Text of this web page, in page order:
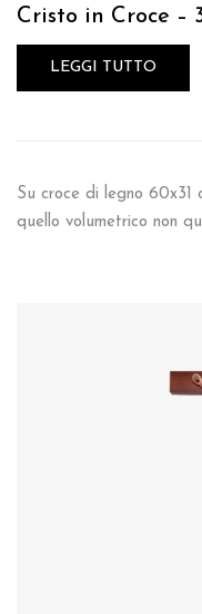
Cristo in Croce –
LEGGI TUTTO
Su croce di legno 60x31
quello volumetrico non